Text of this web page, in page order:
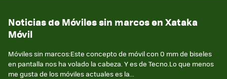
Noticias de Móviles sin marcos en Xataka
Móvil
Móviles sin marcos:Este concepto de móvil con 0 mm de biseles
en pantalla nos ha volado la cabeza. Y es de Tecno.Lo que menos
me gusta de los móviles actuales es la...